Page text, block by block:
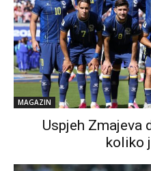
MAGAZIN
Uspjeh Zmajeva
koliko